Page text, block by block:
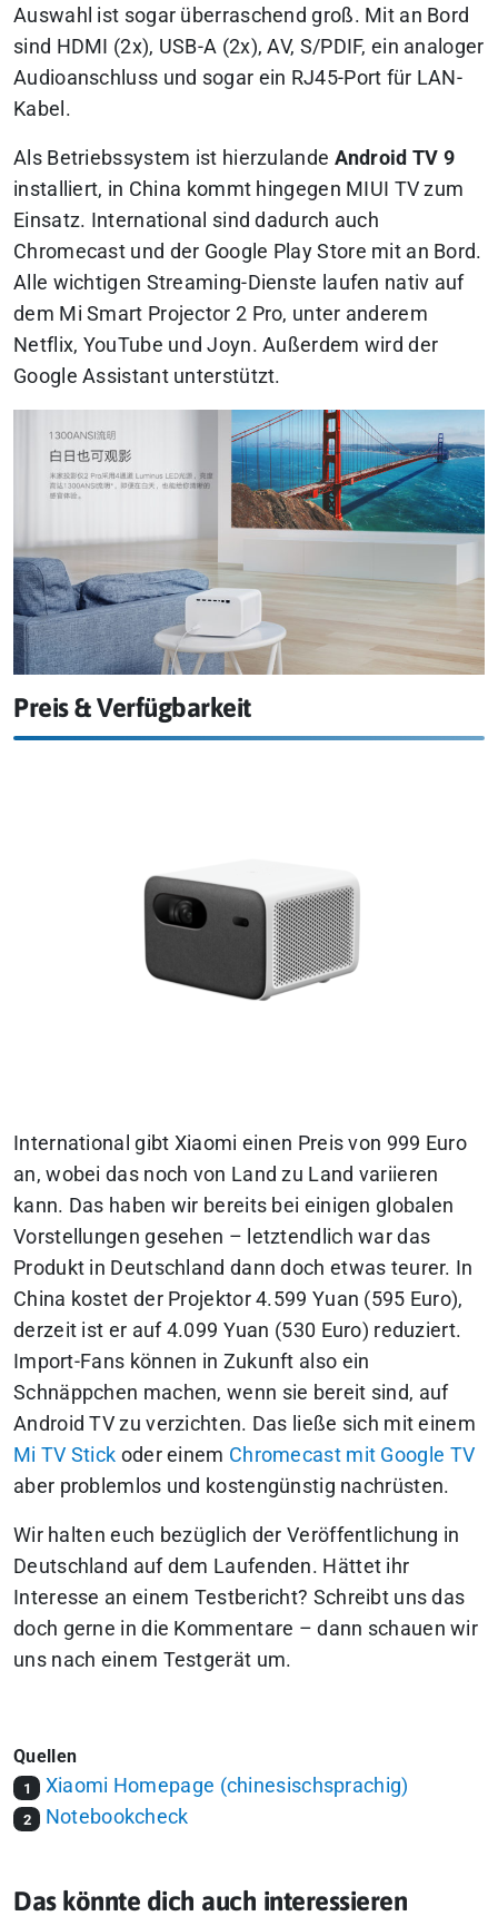
Auswahl ist sogar überraschend groß. Mit an Bord
sind HDMI (2x), USB-A (2x), AV, S/PDIF, ein analoger
Audioanschluss und sogar ein RJ45-Port für LAN-
Kabel.
Als Betriebssystem ist hierzulande Android TV 9
installiert, in China kommt hingegen MIUI TV zum
Einsatz. International sind dadurch auch
Chromecast und der Google Play Store mit an Bord.
Alle wichtigen Streaming-Dienste laufen nativ auf
dem Mi Smart Projector 2 Pro, unter anderem
Netflix, YouTube und Joyn. Außerdem wird der
Google Assistant unterstützt.
Preis & Verfügbarkeit
International gibt Xiaomi einen Preis von 999 Euro
an, wobei das noch von Land zu Land variieren
kann. Das haben wir bereits bei einigen globalen
Vorstellungen gesehen – letztendlich war das
Produkt in Deutschland dann doch etwas teurer. In
China kostet der Projektor 4.599 Yuan (595 Euro),
derzeit ist er auf 4.099 Yuan (530 Euro) reduziert.
Import-Fans können in Zukunft also ein
Schnäppchen machen, wenn sie bereit sind, auf
Android TV zu verzichten. Das ließe sich mit einem
Mi TV Stick oder einem Chromecast mit Google TV
aber problemlos und kostengünstig nachrüsten.
Wir halten euch bezüglich der Veröffentlichung in
Deutschland auf dem Laufenden. Hättet ihr
Interesse an einem Testbericht? Schreibt uns das
doch gerne in die Kommentare – dann schauen wir
uns nach einem Testgerät um.
Quellen
1 Xiaomi Homepage (chinesischsprachig)
2 Notebookcheck
Das könnte dich auch interessieren